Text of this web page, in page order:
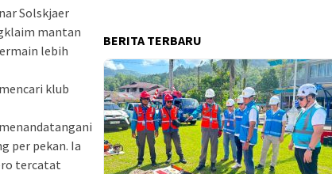
Solskjaer
mantan
lebih
klub
per pekan. Ia
tercatat
BERITA TERBARU